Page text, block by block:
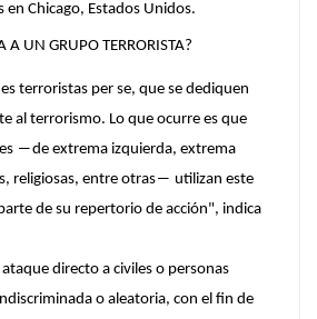
en Chicago, Estados Unidos.
A UN GRUPO TERRORISTA?
terroristas per se, que se dediquen
al terrorismo. Lo que ocurre es que
―de extrema izquierda, extrema
religiosas, entre otras― utilizan este
de su repertorio de acción", indica
directo a civiles o personas
o aleatoria, con el fin de